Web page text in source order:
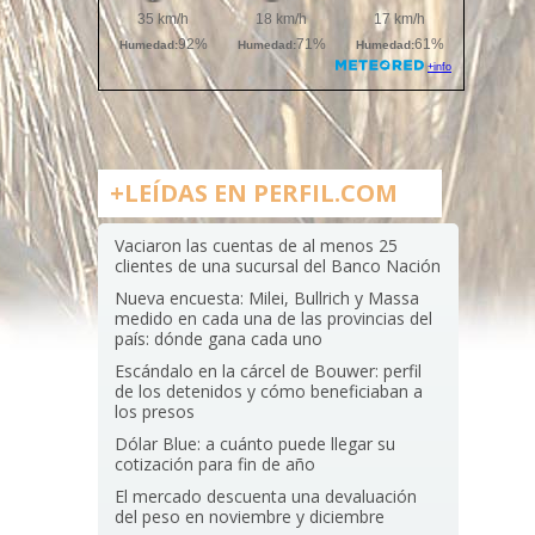
+LEÍDAS EN PERFIL.COM
Vaciaron las cuentas de al menos 25
clientes de una sucursal del Banco Nación
Nueva encuesta: Milei, Bullrich y Massa
medido en cada una de las provincias del
país: dónde gana cada uno
Escándalo en la cárcel de Bouwer: perfil
de los detenidos y cómo beneficiaban a
los presos
Dólar Blue: a cuánto puede llegar su
cotización para fin de año
El mercado descuenta una devaluación
del peso en noviembre y diciembre